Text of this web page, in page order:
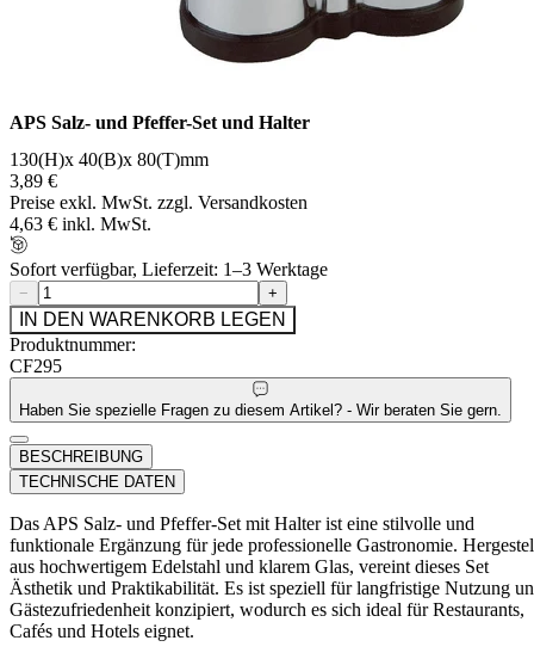
APS Salz- und Pfeffer-Set und Halter
130(H)x 40(B)x 80(T)mm
3,89 €
Preise exkl. MwSt. zzgl. Versandkosten
4,63 € inkl. MwSt.
Sofort verfügbar, Lieferzeit: 1–3 Werktage
− +
IN DEN WARENKORB LEGEN
Produktnummer:
CF295
Haben Sie spezielle Fragen zu diesem Artikel? - Wir beraten Sie gern.
BESCHREIBUNG
TECHNISCHE DATEN
Das APS Salz- und Pfeffer-Set mit Halter ist eine stilvolle und
funktionale Ergänzung für jede professionelle Gastronomie.
aus hochwertigem Edelstahl und klarem Glas, vereint dieses Set
Ästhetik und Praktikabilität. Es ist speziell für langfristige Nutzung
Gästezufriedenheit konzipiert, wodurch es sich ideal für Restaurants,
Cafés und Hotels eignet.